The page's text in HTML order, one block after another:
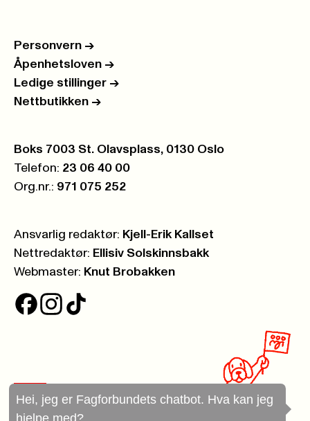
Hei, jeg er Fagforbundets chatbot. Hva kan jeg
hjelpe med?
Personvern ->
Åpenhetsloven ->
Ledige stillinger ->
Nettbutikken ->
Postboks:
Boks 7003 St. Olavsplass, 0130 Oslo
Telefon: 23 06 40 00
Org.nr.: 971 075 252
Ansvarlig redaktør: Kjell-Erik Kallset
Nettredaktør: Ellisiv Solskinnsbakk
Webmaster: Knut Brobakken